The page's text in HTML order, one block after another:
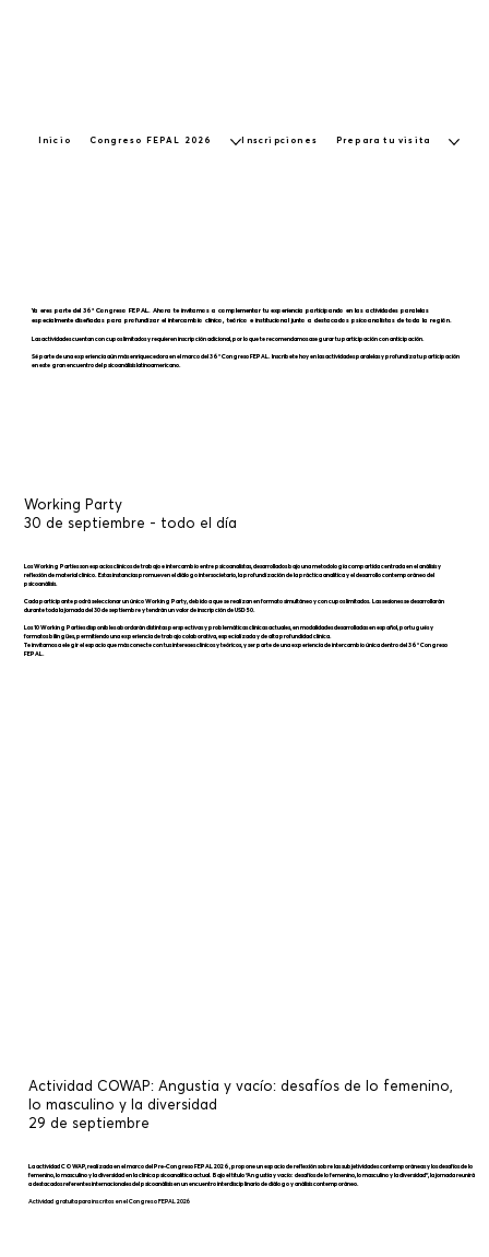
Inicio Congreso FEPAL 2026 Inscripciones Prepara tu visita
Ya eres parte del 36° Congreso FEPAL. Ahora te invitamos a complementar tu experiencia participando en las actividades paralelas
especialmente diseñadas para profundizar el intercambio clínico, teórico e institucional junto a destacados psicoanalistas de toda la región.
Las actividades cuentan con cupos limitados y requieren inscripción adicional, por lo que te recomendamos asegurar tu participación con anticipación.
Sé parte de una experiencia aún más enriquecedora en el marco del 36° Congreso FEPAL. Inscríbete hoy en las actividades paralelas y profundiza tu participación
en este gran encuentro del psicoanálisis latinoamericano.
Working Party
30 de septiembre - todo el día
Los Working Parties son espacios clínicos de trabajo e intercambio entre psicoanalistas, desarrollados bajo una metodología compartida centrada en el análisis y
reflexión de material clínico. Estas instancias promueven el diálogo intersocietario, la profundización de la práctica analítica y el desarrollo contemporáneo del
psicoanálisis.
Cada participante podrá seleccionar un único Working Party, debido a que se realizan en formato simultáneo y con cupos limitados. Las sesiones se desarrollarán
durante toda la jornada del 30 de septiembre y tendrán un valor de inscripción de USD 50.
Los 10 Working Parties disponibles abordarán distintas perspectivas y problemáticas clínicas actuales, en modalidades desarrolladas en español, portugués y
formatos bilingües, permitiendo una experiencia de trabajo colaborativa, especializada y de alta profundidad clínica.
Te invitamos a elegir el espacio que más conecte con tus intereses clínicos y teóricos, y ser parte de una experiencia de intercambio única dentro del 36° Congreso
FEPAL.
La actividad COWAP, realizada en el marco del Pre-Congreso FEPAL 2026, propone un espacio de reflexión sobre las subjetividades contemporáneas y los desafíos de lo
femenino, lo masculino y la diversidad en la clínica psicoanalítica actual. Bajo el título “Angustia y vacío: desafíos de lo femenino, lo masculino y la diversidad”, la jornada reunirá
a destacados referentes internacionales del psicoanálisis en un encuentro interdisciplinario de diálogo y análisis contemporáneo.
Actividad gratuita para inscritos en el Congreso FEPAL 2026
Actividad COWAP: Angustia y vacío: desafíos de lo femenino,
lo masculino y la diversidad
29 de septiembre